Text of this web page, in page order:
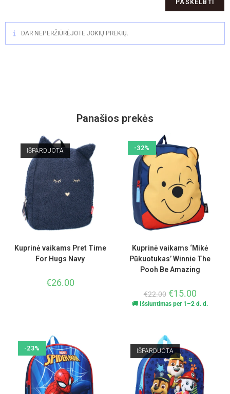
DAR NEPERŽIŪRĖJOTE JOKIŲ PREKIŲ.
Panašios prekės
IŠPARDUOTA
Kuprinė vaikams Pret Time
For Hugs Navy
€26.00
-32%
Kuprinė vaikams ‘Mikė
Pūkuotukas’ Winnie The
Pooh Be Amazing
€22.00 €15.00
🚚 Išsiuntimas per 1–2 d. d.
-23% IŠPARDUOTA